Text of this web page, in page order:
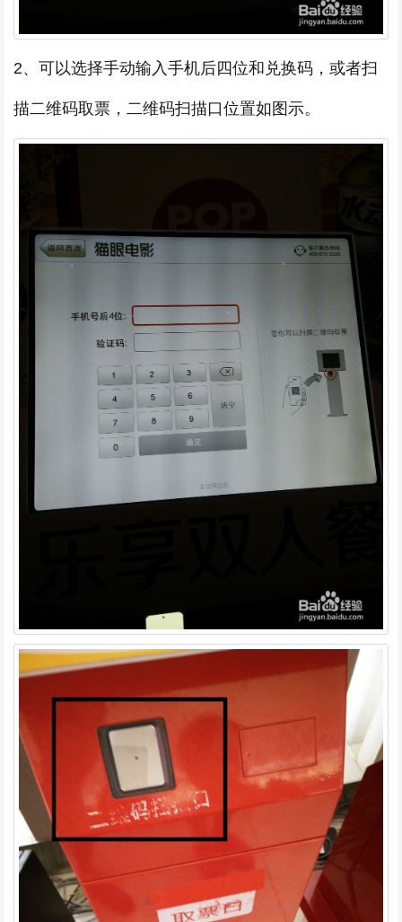
2、可以选择手动输入手机后四位和兑换码，或者扫
描二维码取票，二维码扫描口位置如图示。